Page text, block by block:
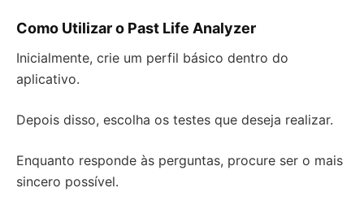
Como Utilizar o Past Life Analyzer
Inicialmente, crie um perfil básico dentro do
aplicativo.
Depois disso, escolha os testes que deseja realizar.
Enquanto responde às perguntas, procure ser o mais
sincero possível.